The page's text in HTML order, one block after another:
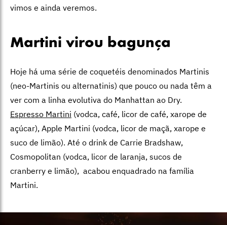
vimos e ainda veremos.
Martini virou bagunça
Hoje há uma série de coquetéis denominados Martinis
(neo-Martinis ou alternatinis) que pouco ou nada têm a
ver com a linha evolutiva do Manhattan ao Dry.
Espresso Martini (vodca, café, licor de café, xarope de
açúcar), Apple Martini (vodca, licor de maçã, xarope e
suco de limão). Até o drink de Carrie Bradshaw,
Cosmopolitan (vodca, licor de laranja, sucos de
cranberry e limão), acabou enquadrado na família
Martini.